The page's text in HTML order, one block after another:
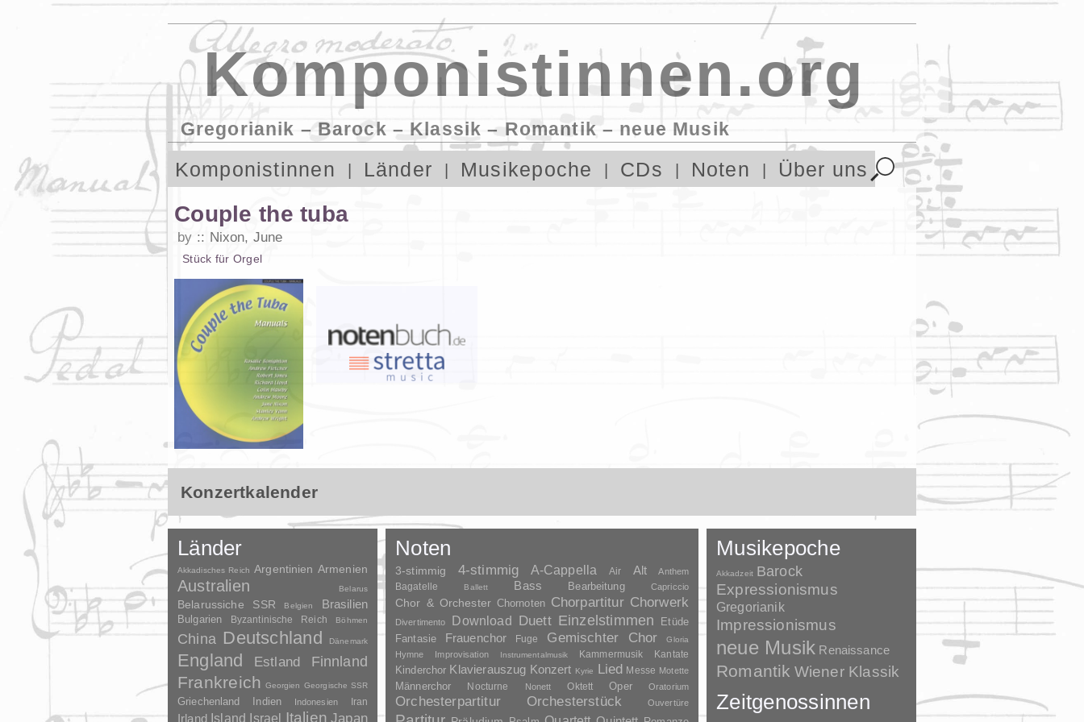
Komponistinnen.org
Gregorianik – Barock – Klassik – Romantik – neue Musik
Komponistinnen Länder Musikepoche CDs Noten Über uns
Couple the tuba
by Nixon, June
Stück für Orgel
Konzertkalender
Länder
Akkadisches Reich Argentinien Armenien
Australien Belarus
Belarussiche SSR Belgien Brasilien
Bulgarien Byzantinische Reich Böhmen
China Deutschland Dänemark
England Estland Finnland
Frankreich Georgien Georgische SSR
Griechenland Indien Indonesien Iran
Irland Island Israel Italien Japan
Noten
3-stimmig 4-stimmig A-Cappella Air Alt Anthem
Bagatelle Ballett Bass Bearbeitung Capriccio
Chor & Orchester Chornoten Chorpartitur Chorwerk
Divertimento Download Duett Einzelstimmen Etüde
Fantasie Frauenchor Fuge Gemischter Chor Gloria
Hymne Improvisation Instrumentalmusik Kammermusik Kantate
Kinderchor Klavierauszug Konzert Kyrie Lied Messe Motette
Männerchor Nocturne Nonett Oktett Oper Oratorium
Orchesterpartitur Orchesterstück Ouvertüre
Musikepoche
Akkadzeit Barock
Expressionismus
Gregorianik
Impressionismus
neue Musik Renaissance
Romantik Wiener Klassik
Zeitgenossinnen